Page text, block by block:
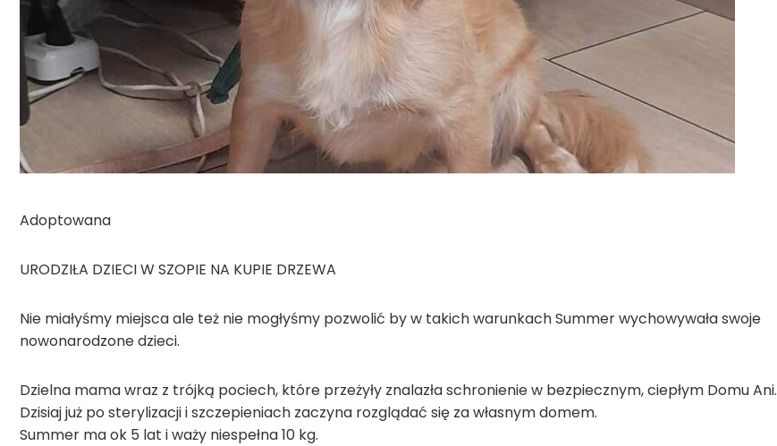
Adoptowana
URODZIŁA DZIECI W SZOPIE NA KUPIE DRZEWA
Nie miałyśmy miejsca ale też nie mogłyśmy pozwolić by w takich warunkach Summer wychowywała swoje
nowonarodzone dzieci.
Dzielna mama wraz z trójką pociech, które przeżyły znalazła schronienie w bezpiecznym, ciepłym Domu Ani.
Dzisiaj już po sterylizacji i szczepieniach zaczyna rozglądać się za własnym domem.
Summer ma ok 5 lat i waży niespełna 10 kg.